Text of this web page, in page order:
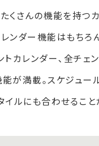
くさんの機能を持つカ
ンダー機能はもちろ
トカレンダー、全チェ
が満載。スケジュー
ルにも合わせること